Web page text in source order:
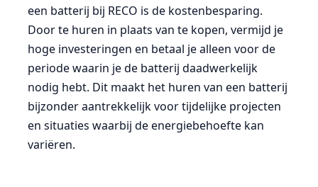
een batterij bij RECO is de kostenbesparing.
Door te huren in plaats van te kopen, vermijd je
hoge investeringen en betaal je alleen voor de
periode waarin je de batterij daadwerkelijk
nodig hebt. Dit maakt het huren van een batterij
bijzonder aantrekkelijk voor tijdelijke projecten
en situaties waarbij de energiebehoefte kan
variëren.